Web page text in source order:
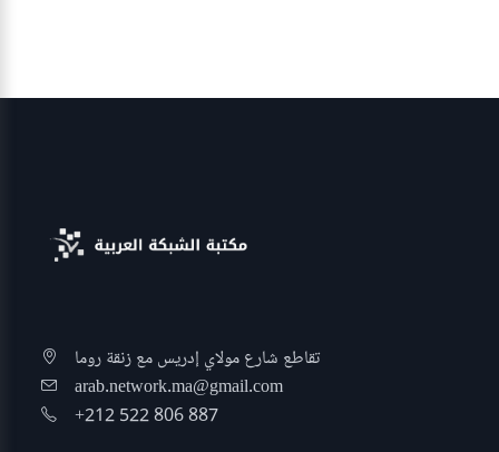
تقاطع شارع مولاي إدريس مع زنقة روما
arab.network.ma@gmail.com
+212 522 806 887